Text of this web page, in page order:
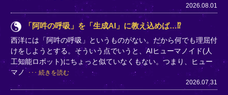
2026.08.01
「阿吽の呼吸」を「生成AI」に教え込めば…⁉
西洋には「阿吽の呼吸」というものがない。だから何でも理屈付
けをしようとする。そういう点でいうと、AIヒューマノイド(人
工知能ロボット)にちょっと似ていなくもない。つまり、ヒュー
マノ
続きを読む
2026.07.31